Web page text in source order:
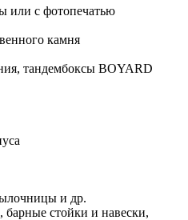
или с фотопечатью
камня
тандембоксы BOYARD
и др.
стойки и навески,